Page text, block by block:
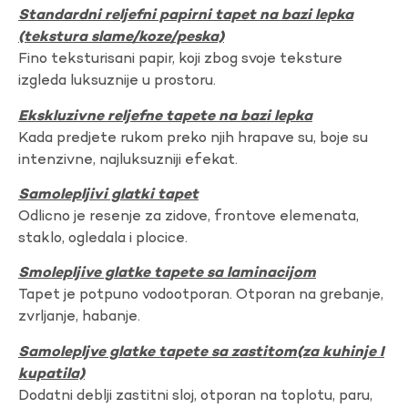
Standardni reljefni papirni tapet na bazi lepka
(tekstura slame/koze/peska)
Fino teksturisani papir, koji zbog svoje teksture
izgleda luksuznije u prostoru.
Ekskluzivne reljefne tapete na bazi lepka
Kada predjete rukom preko njih hrapave su, boje su
intenzivne, najluksuzniji efekat.
Samolepljivi glatki tapet
Odlicno je resenje za zidove, frontove elemenata,
staklo, ogledala i plocice.
Smolepljive glatke tapete sa laminacijom
Tapet je potpuno vodootporan. Otporan na grebanje,
zvrljanje, habanje.
Samolepljve glatke tapete sa zastitom(za kuhinje I
kupatila)
Dodatni deblji zastitni sloj, otporan na toplotu, paru,